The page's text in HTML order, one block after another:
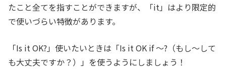
たこと全てを指すことができますが、「it」はより限定的
で使いづらい特徴があります。
「Is it OK?」使いたいときは「Is it OK if 〜?（もし〜して
も大丈夫ですか？）」を使うようにしましょう！